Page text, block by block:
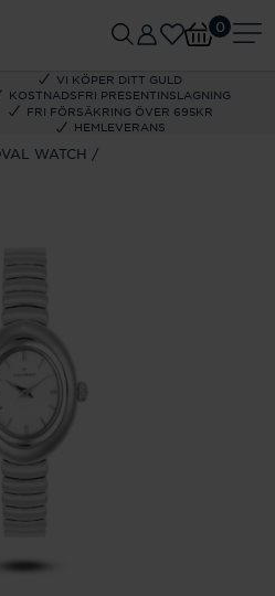
VI KÖPER DITT GULD
KOSTNADSFRI PRESENTINSLAGNING
FRI FÖRSÄKRING ÖVER 695KR
HEMLEVERANS
0
WATCH